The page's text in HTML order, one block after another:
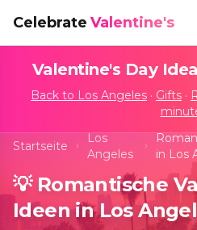
Celebrate Valentine's
Valentine's Day
Back to Los Angeles · Gifts ·
Startseite
Los
Angeles
in Los
💡 Romantische
Ideen in Los